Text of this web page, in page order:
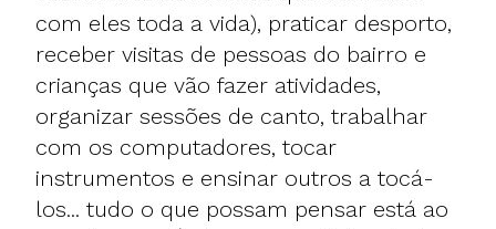
com eles toda a vida), praticar desporto,
receber visitas de pessoas do bairro e
crianças que vão fazer atividades,
organizar sessões de canto, trabalhar
com os computadores, tocar
instrumentos e ensinar outros a tocá-
los... tudo o que possam pensar está ao